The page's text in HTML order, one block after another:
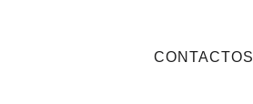
CONTACTOS